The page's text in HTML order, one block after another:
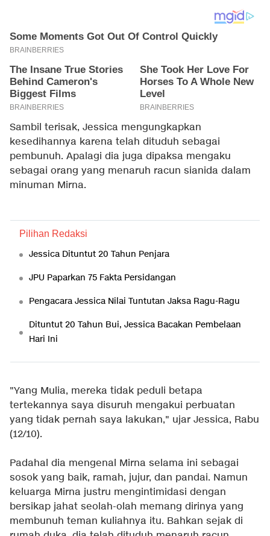
Sambil terisak, Jessica mengungkapkan
kesedihannya karena telah dituduh sebagai
pembunuh. Apalagi dia juga dipaksa mengaku
sebagai orang yang menaruh racun sianida dalam
minuman Mirna.
Pilihan Redaksi
Jessica Dituntut 20 Tahun Penjara
JPU Paparkan 75 Fakta Persidangan
Pengacara Jessica Nilai Tuntutan Jaksa Ragu-Ragu
Dituntut 20 Tahun Bui, Jessica Bacakan Pembelaan
Hari Ini
"Yang Mulia, mereka tidak peduli betapa
tertekannya saya disuruh mengakui perbuatan
yang tidak pernah saya lakukan," ujar Jessica, Rabu
(12/10).
Padahal dia mengenal Mirna selama ini sebagai
sosok yang baik, ramah, jujur, dan pandai. Namun
keluarga Mirna justru mengintimidasi dengan
bersikap jahat seolah-olah memang dirinya yang
membunuh teman kuliahnya itu. Bahkan sejak di